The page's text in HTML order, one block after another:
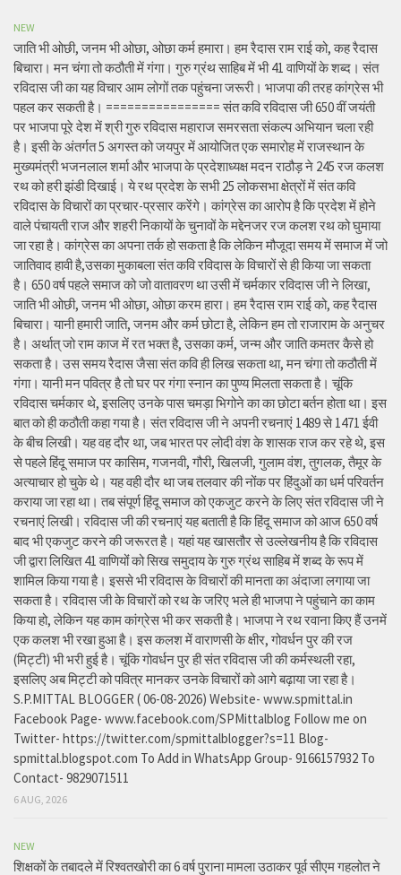
NEW
जाति भी ओछी, जनम भी ओछा, ओछा कर्म हमारा। हम रैदास राम राई को, कह रैदास
बिचारा। मन चंगा तो कठौती में गंगा। गुरु ग्रंथ साहिब में भी 41 वाणियों के शब्द। संत
रविदास जी का यह विचार आम लोगों तक पहुंचना जरूरी। भाजपा की तरह कांग्रेस भी
पहल कर सकती है। ================ संत कवि रविदास जी 650 वीं जयंती
पर भाजपा पूरे देश में श्री गुरु रविदास महाराज समरसता संकल्प अभियान चला रही
है। इसी के अंतर्गत 5 अगस्त को जयपुर में आयोजित एक समारोह में राजस्थान के
मुख्यमंत्री भजनलाल शर्मा और भाजपा के प्रदेशाध्यक्ष मदन राठौड़ ने 245 रज कलश
रथ को हरी झंडी दिखाई। ये रथ प्रदेश के सभी 25 लोकसभा क्षेत्रों में संत कवि
रविदास के विचारों का प्रचार-प्रसार करेंगे। कांग्रेस का आरोप है कि प्रदेश में होने
वाले पंचायती राज और शहरी निकायों के चुनावों के मद्देनजर रज कलश रथ को घुमाया
जा रहा है। कांग्रेस का अपना तर्क हो सकता है कि लेकिन मौजूदा समय में समाज में जो
जातिवाद हावी है,उसका मुकाबला संत कवि रविदास के विचारों से ही किया जा सकता
है। 650 वर्ष पहले समाज को जो वातावरण था उसी में चर्मकार रविदास जी ने लिखा,
जाति भी ओछी, जनम भी ओछा, ओछा करम हारा। हम रैदास राम राई को, कह रैदास
बिचारा। यानी हमारी जाति, जनम और कर्म छोटा है, लेकिन हम तो राजाराम के अनुचर
है। अर्थात् जो राम काज में रत भक्त है, उसका कर्म, जन्म और जाति कमतर कैसे हो
सकता है। उस समय रैदास जैसा संत कवि ही लिख सकता था, मन चंगा तो कठौती में
गंगा। यानी मन पवित्र है तो घर पर गंगा स्नान का पुण्य मिलता सकता है। चूंकि
रविदास चर्मकार थे, इसलिए उनके पास चमड़ा भिगोने का का छोटा बर्तन होता था। इस
बात को ही कठौती कहा गया है। संत रविदास जी ने अपनी रचनाएं 1489 से 1471 ईवी
के बीच लिखी। यह वह दौर था, जब भारत पर लोदी वंश के शासक राज कर रहे थे, इस
से पहले हिंदू समाज पर कासिम, गजनवी, गौरी, खिलजी, गुलाम वंश, तुगलक, तैमूर के
अत्याचार हो चुके थे। यह वही दौर था जब तलवार की नोंक पर हिंदुओं का धर्म परिवर्तन
कराया जा रहा था। तब संपूर्ण हिंदू समाज को एकजुट करने के लिए संत रविदास जी ने
रचनाएं लिखी। रविदास जी की रचनाएं यह बताती है कि हिंदू समाज को आज 650 वर्ष
बाद भी एकजुट करने की जरूरत है। यहां यह खासतौर से उल्लेखनीय है कि रविदास
जी द्वारा लिखित 41 वाणियोंं को सिख समुदाय के गुरु ग्रंथ साहिब में शब्द के रूप में
शामिल किया गया है। इससे भी रविदास के विचारों की मानता का अंदाजा लगाया जा
सकता है। रविदास जी के विचारों को रथ के जरिए भले ही भाजपा ने पहुंचाने का काम
किया हो, लेकिन यह काम कांग्रेस भी कर सकती है। भाजपा ने रथ रवाना किए हैं उनमें
एक कलश भी रखा हुआ है। इस कलश में वाराणसी के क्षीर, गोवर्धन पुर की रज
(मिट्टी) भी भरी हुई है। चूंकि गोवर्धन पुर ही संत रविदास जी की कर्मस्थली रहा,
इसलिए अब मिट्टी को पवित्र मानकर उनके विचारों को आगे बढ़ाया जा रहा है।
S.P.MITTAL BLOGGER ( 06-08-2026) Website- www.spmittal.in
Facebook Page- www.facebook.com/SPMittalblog Follow me on
Twitter- https://twitter.com/spmittalblogger?s=11 Blog-
spmittal.blogspot.com To Add in WhatsApp Group- 9166157932 To
Contact- 9829071511
6 AUG, 2026
NEW
शिक्षकों के तबादले में रिश्वतखोरी का 6 वर्ष पुराना मामला उठाकर पूर्व सीएम गहलोत ने